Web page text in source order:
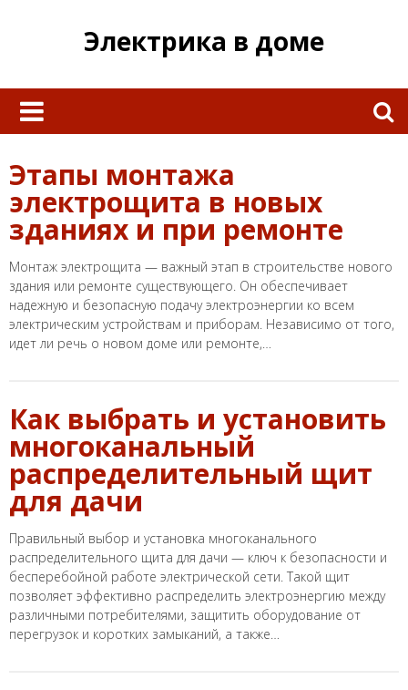
Электрика в доме
Найти:
Этапы монтажа
электрощита в новых
зданиях и при ремонте
Монтаж электрощита — важный этап в строительстве нового
здания или ремонте существующего. Он обеспечивает
надежную и безопасную подачу электроэнергии ко всем
электрическим устройствам и приборам. Независимо от того,
идет ли речь о новом доме или ремонте,…
Как выбрать и установить
многоканальный
распределительный щит
для дачи
Правильный выбор и установка многоканального
распределительного щита для дачи — ключ к безопасности и
бесперебойной работе электрической сети. Такой щит
позволяет эффективно распределить электроэнергию между
различными потребителями, защитить оборудование от
перегрузок и коротких замыканий, а также…